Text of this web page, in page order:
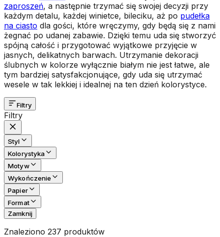
zaproszeń, a następnie trzymać się swojej decyzji przy
każdym detalu, każdej winietce, bileciku, aż po pudełka
na ciasto dla gości, które wręczymy, gdy będą się z nami
żegnać po udanej zabawie. Dzięki temu uda się stworzyć
spójną całość i przygotować wyjątkowe przyjęcie w
jasnych, delikatnych barwach. Utrzymanie dekoracji
ślubnych w kolorze wyłącznie białym nie jest łatwe, ale
tym bardziej satysfakcjonujące, gdy uda się utrzymać
wesele w tak lekkiej i idealnej na ten dzień kolorystyce.
Filtry
Filtry
Styl
Kolorystyka
Motyw
Wykończenie
Papier
Format
Zamknij
Znaleziono 237 produktów